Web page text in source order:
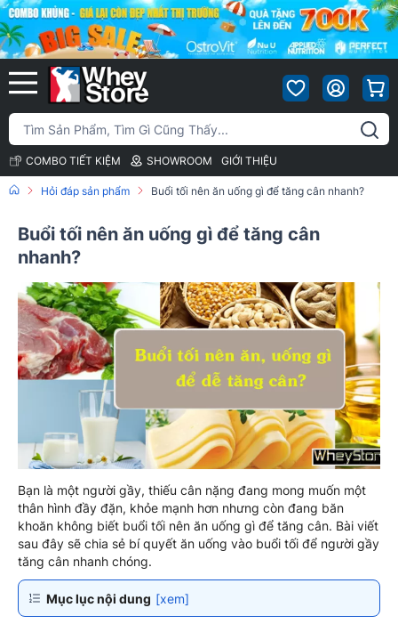
COMBO TIẾT KIỆM SHOWROOM GIỚI THIỆU
Hỏi đáp sản phẩm Buổi tối nên ăn uống gì để tăng cân nhanh?
Buổi tối nên ăn uống gì để tăng cân
nhanh?
Bạn là một người gầy, thiếu cân nặng đang mong muốn một
thân hình đầy đặn, khỏe mạnh hơn nhưng còn đang băn
khoăn không biết buổi tối nên ăn uống gì để tăng cân. Bài viết
sau đây sẽ chia sẻ bí quyết ăn uống vào buổi tối để người gầy
tăng cân nhanh chóng.
Mục lục nội dung [xem]